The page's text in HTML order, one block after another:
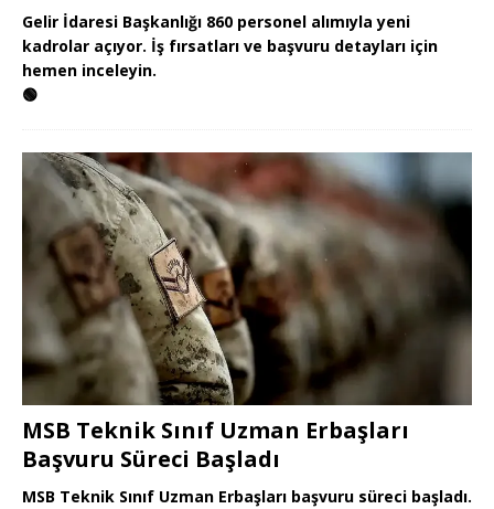
Gelir İdaresi Başkanlığı 860 personel alımıyla yeni
kadrolar açıyor. İş fırsatları ve başvuru detayları için
hemen inceleyin.
🟢
MSB Teknik Sınıf Uzman Erbaşları
Başvuru Süreci Başladı
MSB Teknik Sınıf Uzman Erbaşları başvuru süreci başladı.